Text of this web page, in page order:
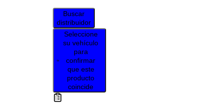
Buscar
distribuidor
Seleccione
su vehículo
para
confirmar
que este
producto
coincide